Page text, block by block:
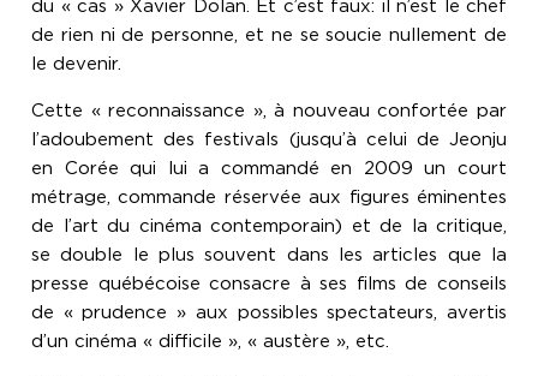
du « cas » Xavier Dolan. Et c’est faux: il n’est le chef
de rien ni de personne, et ne se soucie nullement de
le devenir.
Cette « reconnaissance », à nouveau confortée par
l’adoubement des festivals (jusqu’à celui de Jeonju
en Corée qui lui a commandé en 2009 un court
métrage, commande réservée aux figures éminentes
de l’art du cinéma contemporain) et de la critique,
se double le plus souvent dans les articles que la
presse québécoise consacre à ses films de conseils
de « prudence » aux possibles spectateurs, avertis
d’un cinéma « difficile », « austère », etc.